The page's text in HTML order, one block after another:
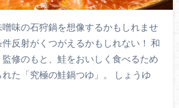
味の石狩鍋を想像するかもしれませ
反射がくつがえるかもしれない！ 和
修のもと、鮭をおいしく食べるため
た「究極の鮭鍋つゆ」。 しょうゆ